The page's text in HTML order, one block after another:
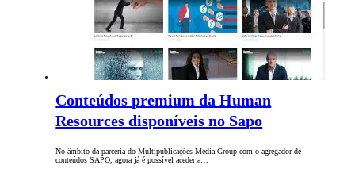
Conteúdos premium da Human
Resources disponíveis no Sapo
No âmbito da parceria do Multipublicações Media Group com o agregador de
conteúdos SAPO, agora já é possível aceder a…